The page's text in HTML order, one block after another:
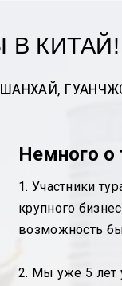
В КИТАЙ!
Немного о
1. Участники
крупного
возможность
2. Мы уже 5 лет